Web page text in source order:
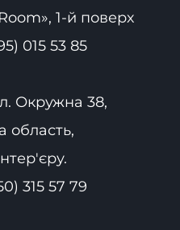
1-й поверх
015 53 85
Окружна 38,
область,
315 57 79